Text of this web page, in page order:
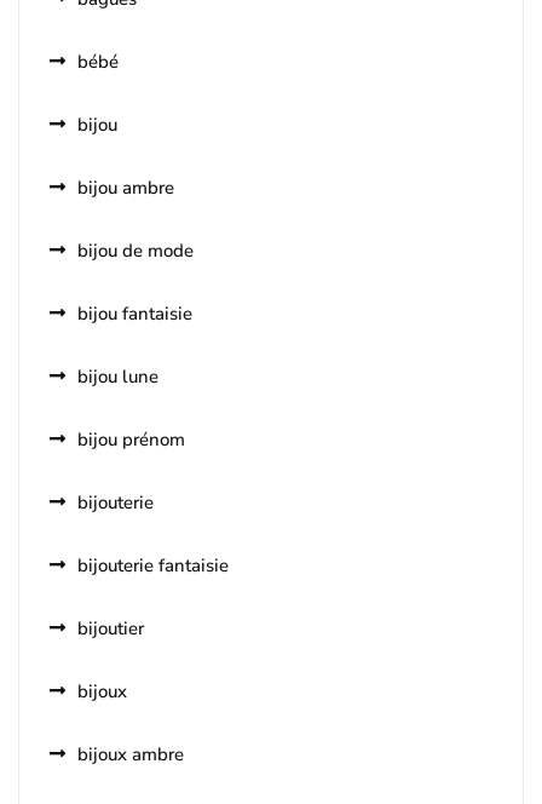
bébé
bijou
bijou ambre
bijou de mode
bijou fantaisie
bijou lune
bijou prénom
bijouterie
bijouterie fantaisie
bijoutier
bijoux
bijoux ambre